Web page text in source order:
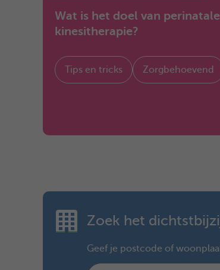
Wat is het doel van perinatale
kinesitherapie?
Tips en tricks Zorgbehoevend
Zoek het
Geef je postcode of